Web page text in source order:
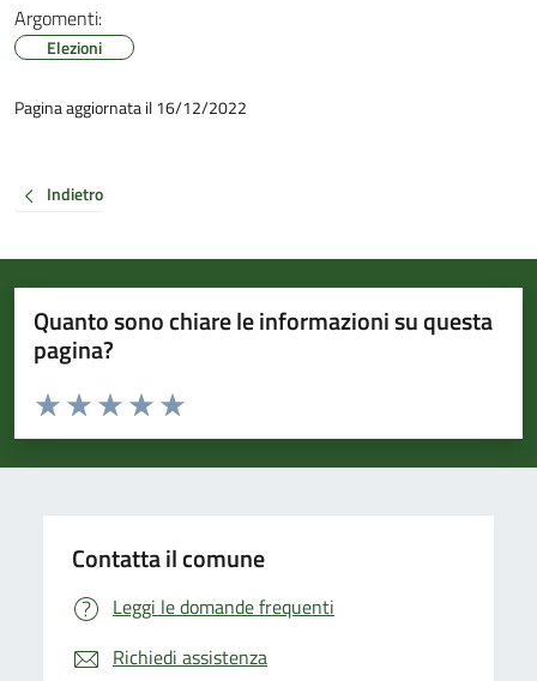
Argomenti:
Elezioni
Pagina aggiornata il 16/12/2022
Indietro
Quanto sono chiare le informazioni su questa
pagina?
Valuta da 1 a 5 stelle la pagina
Valuta 5 stelle su 5
Valuta 4 stelle su 5
Valuta 3 stelle su 5
Valuta 2 stelle su 5
Valuta 1 stelle su 5
Contatta il comune
Leggi le domande frequenti
Richiedi assistenza